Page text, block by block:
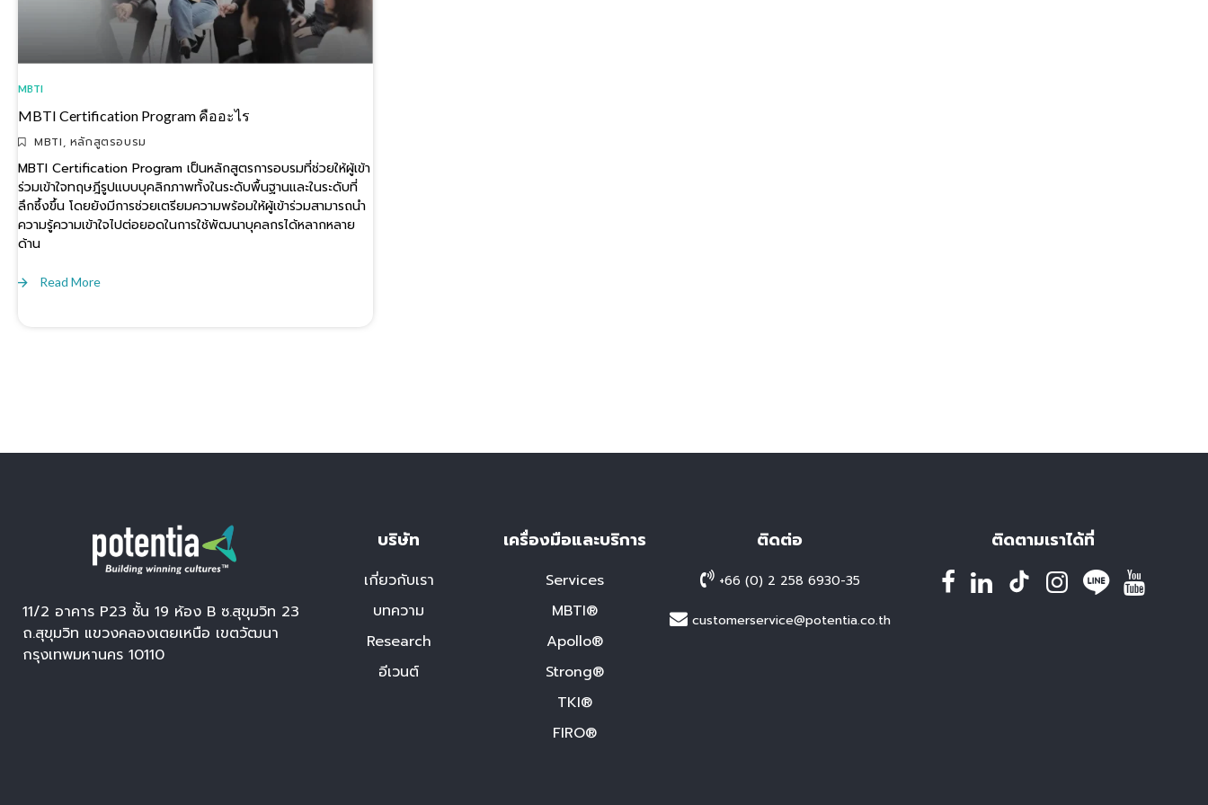
MBTI
MBTI Certification Program คืออะไร
MBTI, หลักสูตรอบรม
MBTI Certification Program เป็นหลักสูตรการอบรมที่ช่วยให้ผู้เข้า
ร่วมเข้าใจทฤษฎีรูปแบบบุคลิกภาพทั้งในระดับพื้นฐานและในระดับที่
ลึกซึ้งขึ้น โดยยังมีการช่วยเตรียมความพร้อมให้ผู้เข้าร่วมสามารถนำ
ความรู้ความเข้าใจไปต่อยอดในการใช้พัฒนาบุคลกรได้หลากหลาย
ด้าน
Read More
11/2 อาคาร P23 ชั้น 19 ห้อง B ซ.สุขุมวิท 23
ถ.สุขุมวิท แขวงคลองเตยเหนือ เขตวัฒนา
กรุงเทพมหานคร 10110
บริษัท
เกี่ยวกับเรา
บทความ
Research
อีเวนต์
เครื่องมือและบริการ
Services
MBTI®
Apollo®
Strong®
TKI®
FIRO®
ติดต่อ
+66 (0) 2 258 6930-35
customerservice@potentia.co.th
ติดตามเราได้ที่